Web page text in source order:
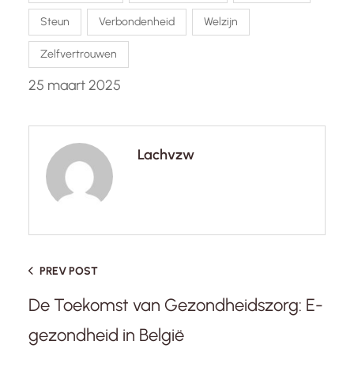
Steun Verbondenheid Welzijn
Zelfvertrouwen
25 maart 2025
Lachvzw
PREV POST
De Toekomst van Gezondheidszorg: E-
gezondheid in België